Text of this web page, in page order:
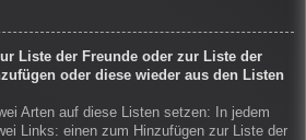
Liste der Freunde oder zur Liste der
oder diese wieder aus den Listen
Arten auf diese Listen setzen: In jedem
Links: einen zum Hinzufügen zur Liste der